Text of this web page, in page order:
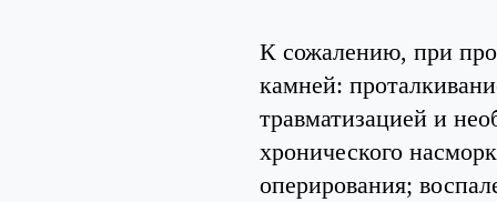
К сожалению, при
камней:
травматизацией и
хронического
оперирования;